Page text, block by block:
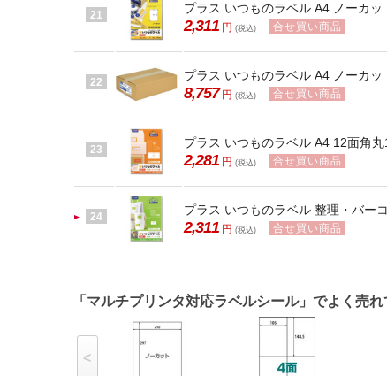
21 プラス いつものラベル A4 ノーカ
2,311 円 (税込) 合せ買い商品
22 プラス いつものラベル A4 ノーカ
8,757 円 (税込) 合せ買い商品
23 プラス いつものラベル A4 12面角
2,281 円 (税込) 合せ買い商品
24 プラス いつものラベル 整理・バー
2,311 円 (税込) 合せ買い商品
「マルチプリンタ対応ラベルシール」でよく売
<